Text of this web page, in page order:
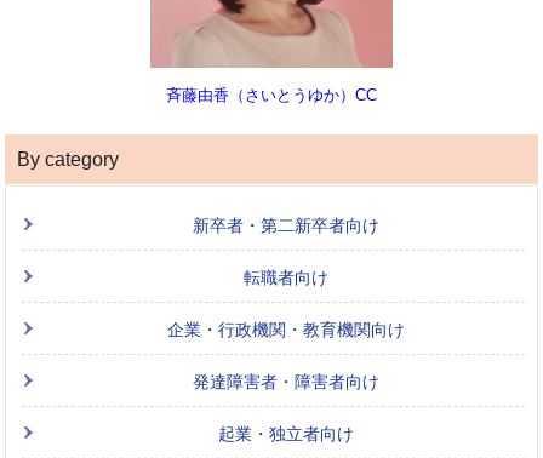
斉藤由香（さいとうゆか）CC
By category
新卒者・第二新卒者向け
転職者向け
企業・行政機関・教育機関向け
発達障害者・障害者向け
起業・独立者向け